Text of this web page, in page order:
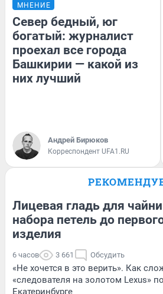
МНЕНИЕ
Север бедный, юг
богатый: журналист
проехал все города
Башкирии — какой из
них лучший
Андрей Бирюков
Корреспондент UFA1.RU
Лицевая гладь для
набора петель до
изделия
6 часов 3 661 Обсудить
«Не хочется в это верить». Как
«следователя на золотом Lexus»
Екатеринбурге